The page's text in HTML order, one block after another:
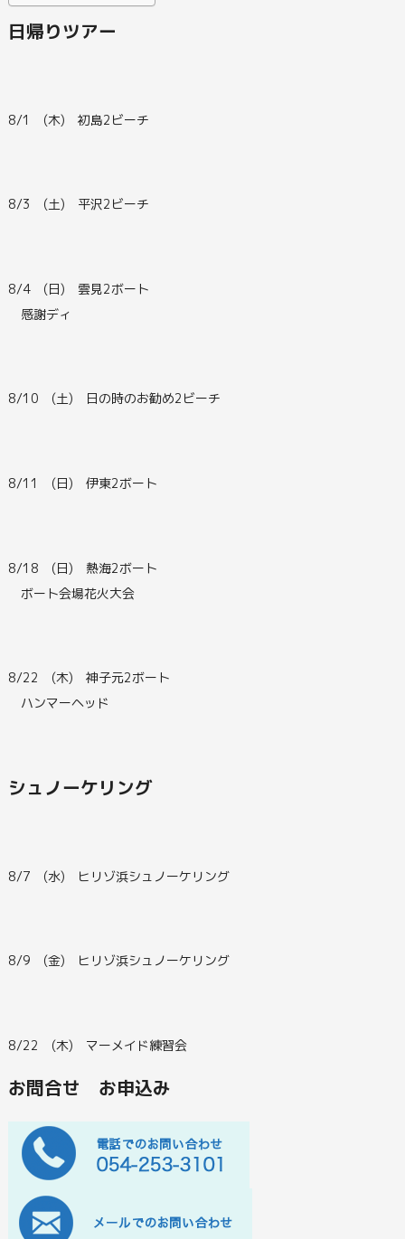
日帰りツアー
8/1 (木) 初島2ビーチ
8/3 (土) 平沢2ビーチ
8/4 (日) 雲見2ボート
感謝ディ
8/10 (土) 日の時のお勧め2ビーチ
8/11 (日) 伊東2ボート
8/18 (日) 熱海2ボート
ボート会場花火大会
8/22 (木) 神子元2ボート
ハンマーヘッド
シュノーケリング
8/7 (水) ヒリゾ浜シュノーケリング
8/9 (金) ヒリゾ浜シュノーケリング
8/22 (木) マーメイド練習会
お問合せ お申込み